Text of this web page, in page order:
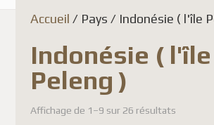
Accueil / Pays / Indonésie ( l'île
Indonésie ( l'île
Peleng )
Affichage de 1–9 sur 26 résultats